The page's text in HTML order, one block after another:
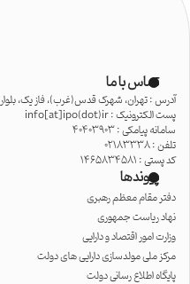
تماس با ما
آدرس : تهران، شهرک قدس(غرب)، فاز یک، بلوار
پست الکترونیک : info[at]ipo(dot)ir
سامانه پیامکی : 40403903
تلفن : 02183338
کد پستی : 1465834581
پیوندها
دفتر مقام معظم رهبری
نهاد ریاست جمهوری
وزارت امور اقتصاد و دارایی
مرکز ملی مولدسازی دارایی های دولت
پایگاه اطلاع رسانی دولت